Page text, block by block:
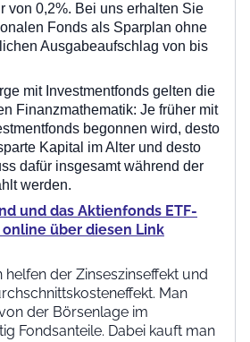
von 0,2%. Bei uns erhalten Sie
Fonds als Sparplan ohne
Ausgabeaufschlag von bis
mit Investmentfonds gelten die
Finanzmathematik: Je früher mit
begonnen wird, desto
Kapital im Alter und desto
dafür insgesamt während der
werden.
und das Aktienfonds ETF-
über diesen Link
helfen der Zinseszinseffekt und
Man
der Börsenlage im
Fondsanteile. Dabei kauft man